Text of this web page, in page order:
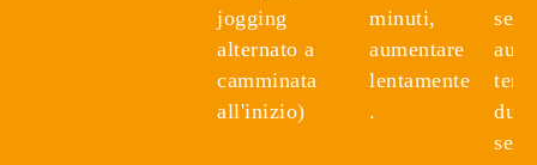
jogging
alternato a
camminata
all'inizio)
minuti,
aumentare
lentamente
.
due